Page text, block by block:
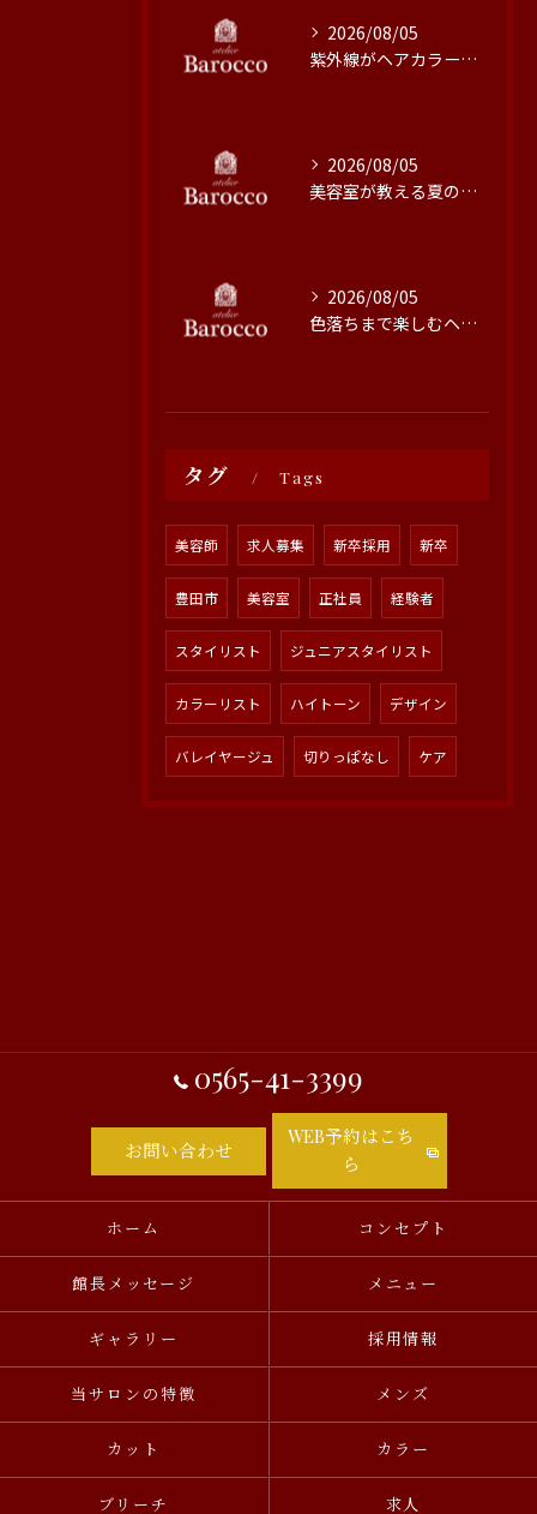
2026/08/05
紫外線がヘアカラーに与える影響と対策
2026/08/05
美容室が教える夏の最旬ヘアカラー技術
2026/08/05
色落ちまで楽しむヘアカラーの秘訣
タグ Tags
美容師 求人募集 新卒採用 新卒
豊田市 美容室 正社員 経験者
スタイリスト ジュニアスタイリスト
カラーリスト ハイトーン デザイン
バレイヤージュ 切りっぱなし ケア
0565-41-3399
お問い合わせ
WEB予約はこち
ら
ホーム コンセプト
館長メッセージ メニュー
ギャラリー 採用情報
当サロンの特徴 メンズ
カット カラー
ブリーチ 求人